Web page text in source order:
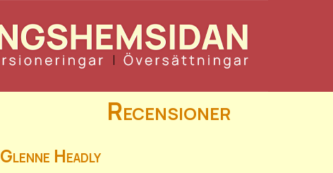
Recensioner
Glenne Headly